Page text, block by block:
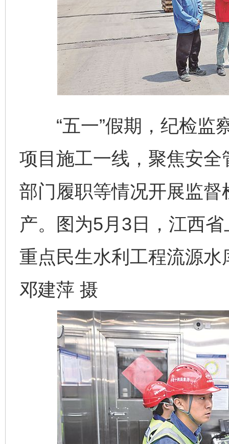
“五一”假期，纪检监
项目施工一线，聚焦安
部门履职等情况开展监
产。图为5月3日，江西
重点民生水利工程流源
邓建萍 摄